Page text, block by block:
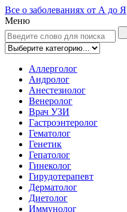
Все о заболеваниях от А до Я
Меню
Аллерголог
Андролог
Анестезиолог
Венеролог
Врач УЗИ
Гастроэнтеролог
Гематолог
Генетик
Гепатолог
Гинеколог
Гирудотерапевт
Дерматолог
Диетолог
Иммунолог